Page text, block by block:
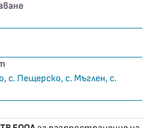
с. Пещерско, с. Мъглен, с.